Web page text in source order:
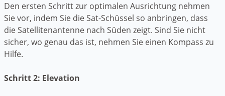
Den ersten Schritt zur optimalen Ausrichtung nehmen
Sie vor, indem Sie die Sat-Schüssel so anbringen, dass
die Satellitenantenne nach Süden zeigt. Sind Sie nicht
sicher, wo genau das ist, nehmen Sie einen Kompass zu
Hilfe.
Schritt 2: Elevation